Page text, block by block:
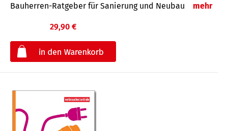
Bauherren-Ratgeber für Sanierung und Neubau mehr
29,90 €